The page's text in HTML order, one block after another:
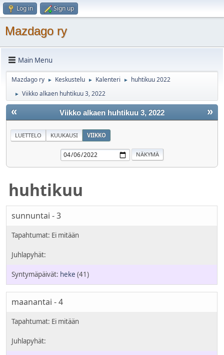
Log in Sign up
Mazdago ry
Main Menu
Mazdago ry ► Keskustelu ► Kalenteri ► huhtikuu 2022
► Viikko alkaen huhtikuu 3, 2022
« »
Viikko alkaen huhtikuu 3, 2022
LUETTELO KUUKAUSI VIIKKO
huhtikuu
sunnuntai - 3
heke (41)
maanantai - 4